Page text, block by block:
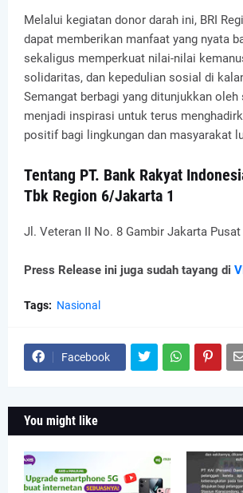
Melalui kegiatan donor darah ini, BRI
dapat memberikan manfaat yang nyata
sekaligus memperkuat nilai-nilai
solidaritas, dan kepedulian sosial di
Semangat berbagi yang ditunjukkan oleh
menjadi inspirasi untuk terus
positif bagi lingkungan dan masyarakat
Tentang PT. Bank Rakyat
Tbk Region 6/Jakarta 1
Jl. Veteran II No. 8 Gambir Jakarta Pusat
Press Release ini juga sudah tayang di
Tags: Nasional
Facebook
You might like